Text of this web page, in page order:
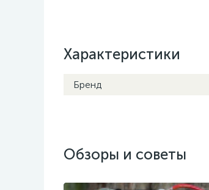
Характеристики
Бренд
Обзоры и советы